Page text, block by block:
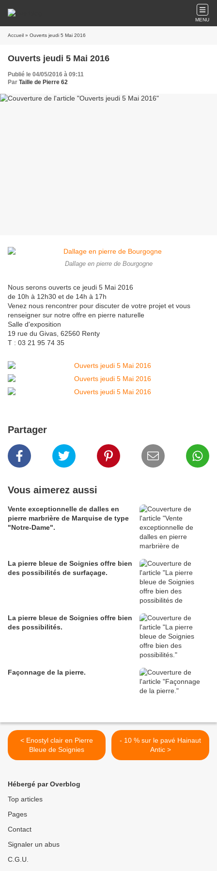
MENU
Accueil » Ouverts jeudi 5 Mai 2016
Ouverts jeudi 5 Mai 2016
Publié le 04/05/2016 à 09:11
Par Taille de Pierre 62
Dallage en pierre de Bourgogne
Nous serons ouverts ce jeudi 5 Mai 2016
de 10h à 12h30 et de 14h à 17h
Venez nous rencontrer pour discuter de votre projet et vous
renseigner sur notre offre en pierre naturelle
Salle d'exposition
19 rue du Givas, 62560 Renty
T : 03 21 95 74 35
Partager
Vous aimerez aussi
Vente exceptionnelle de dalles en
pierre marbrière de Marquise de type
"Notre-Dame".
La pierre bleue de Soignies offre bien
des possibilités de surfaçage.
La pierre bleue de Soignies offre bien
des possibilités.
Façonnage de la pierre.
< Enostyl clair en Pierre
Bleue de Soignies
- 10 % sur le pavé Hainaut
Antic >
Hébergé par Overblog
Top articles
Pages
Contact
Signaler un abus
C.G.U.